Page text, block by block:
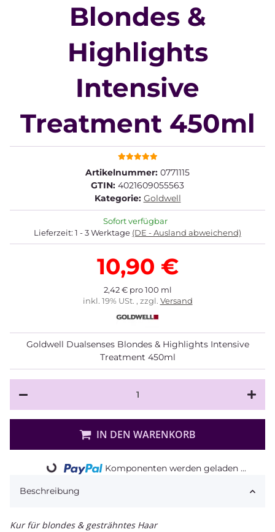
Blondes &
Highlights
Intensive
Treatment 450ml
Artikelnummer: 0771115
GTIN: 4021609055563
Kategorie: Goldwell
Sofort verfügbar
Lieferzeit: 1 - 3 Werktage (DE - Ausland abweichend)
10,90 €
2,42 € pro 100 ml
inkl. 19% USt. , zzgl. Versand
Goldwell Dualsenses Blondes & Highlights Intensive
Treatment 450ml
IN DEN WARENKORB
Loading... Komponenten werden geladen ...
Beschreibung
Kur für blondes & gesträhntes Haar